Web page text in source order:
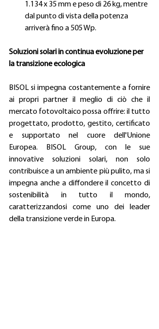
1.134 x 35 mm e peso di 26 kg, mentre
dal punto di vista della potenza
arriverà fino a 505 Wp.
Soluzioni solari in continua evoluzione per
la transizione ecologica
BISOL si impegna costantemente a fornire
ai propri partner il meglio di ciò che il
mercato fotovoltaico possa offrire: il tutto
progettato, prodotto, gestito, certificato
e supportato nel cuore dell'Unione
Europea. BISOL Group, con le sue
innovative soluzioni solari, non solo
contribuisce a un ambiente più pulito, ma si
impegna anche a diffondere il concetto di
sostenibilità in tutto il mondo,
caratterizzandosi come uno dei leader
della transizione verde in Europa.